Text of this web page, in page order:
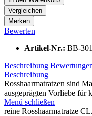
Vergleichen
Merken
Bewerten
Artikel-Nr.: BB-
Beschreibung
Beschreibung
Rosshaarmatratzen sind
ausgeprägten Vorliebe für
Menü schließen
reine Rosshaarmatratze